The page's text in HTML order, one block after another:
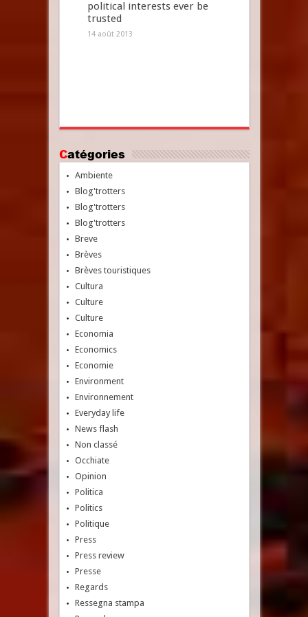
political interests ever be
trusted
14 août 2013
Catégories
Ambiente
Blog'trotters
Blog'trotters
Blog'trotters
Breve
Brèves
Brèves touristiques
Cultura
Culture
Culture
Economia
Economics
Economie
Environment
Environnement
Everyday life
News flash
Non classé
Occhiate
Opinion
Politica
Politics
Politique
Press
Press review
Presse
Regards
Ressegna stampa